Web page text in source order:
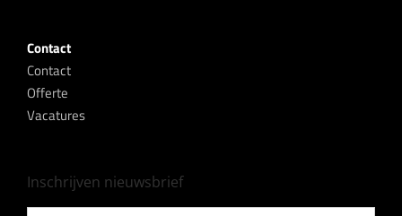
Contact
Contact
Offerte
Vacatures
Inschrijven nieuwsbrief